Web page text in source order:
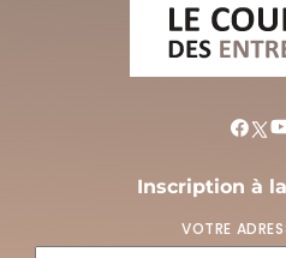
Inscription à
VOTRE